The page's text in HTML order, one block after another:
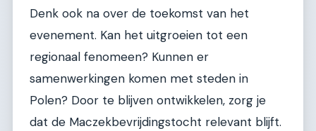
Denk ook na over de toekomst van het
evenement. Kan het uitgroeien tot een
regionaal fenomeen? Kunnen er
samenwerkingen komen met steden in
Polen? Door te blijven ontwikkelen, zorg je
dat de Maczekbevrijdingstocht relevant blijft.